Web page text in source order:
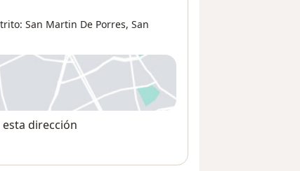
San Martin De Porres, San
en una nueva pestaña
dirección